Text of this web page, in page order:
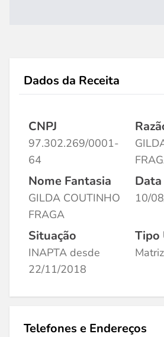
Dados da Receita
CNPJ
97.302.269/0001-
64
Nome Fantasia
GILDA COUTINHO
FRAGA
10/
Situação
INAPTA desde
22/11/2018
Tipo
Matriz
Telefones e Endereços